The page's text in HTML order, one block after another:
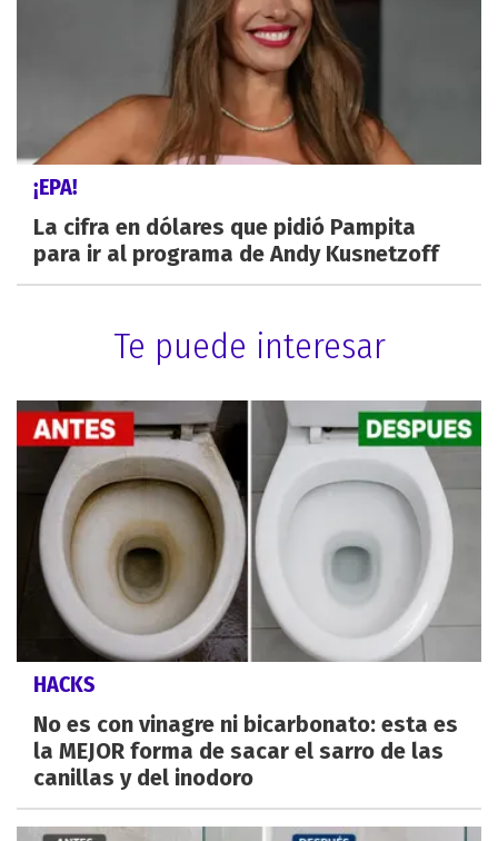
¡EPA!
La cifra en dólares que pidió Pampita
para ir al programa de Andy Kusnetzoff
Te puede interesar
HACKS
No es con vinagre ni bicarbonato: esta es
la MEJOR forma de sacar el sarro de las
canillas y del inodoro